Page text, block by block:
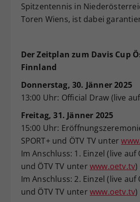
Spitzentennis in
Toren Wiens, ist dabei
Der Zeitplan zum Davis Cup
Finnland
Donnerstag, 30. Jänner 2025
13:00 Uhr: Official Draw (live auf
Freitag, 31. Jänner 2025
15:00 Uhr:
SPORT+ und ÖTV TV unter
Im Anschluss: 1. Einzel (live auf
und ÖTV TV unter www.oetv.tv)
Im Anschluss: 2. Einzel (live auf
und ÖTV TV unter www.oetv.tv)